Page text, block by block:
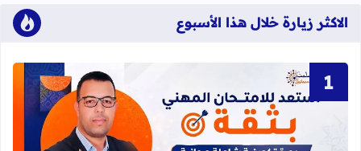
الاكثر زيارة خلال هذا الأسبوع